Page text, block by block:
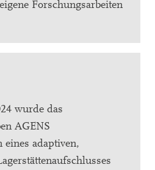
Forschungsarbeiten
wurde das
AGENS
eines adaptiven,